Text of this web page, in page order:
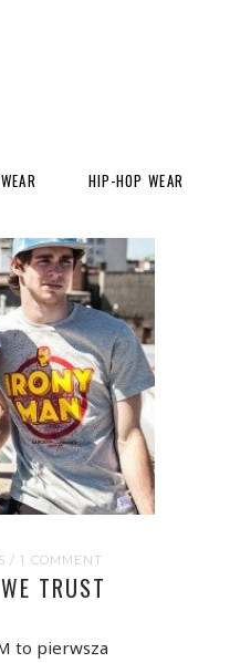
HIP-HOP WEAR
/1 COMMENT
TRUST
to pierwsza